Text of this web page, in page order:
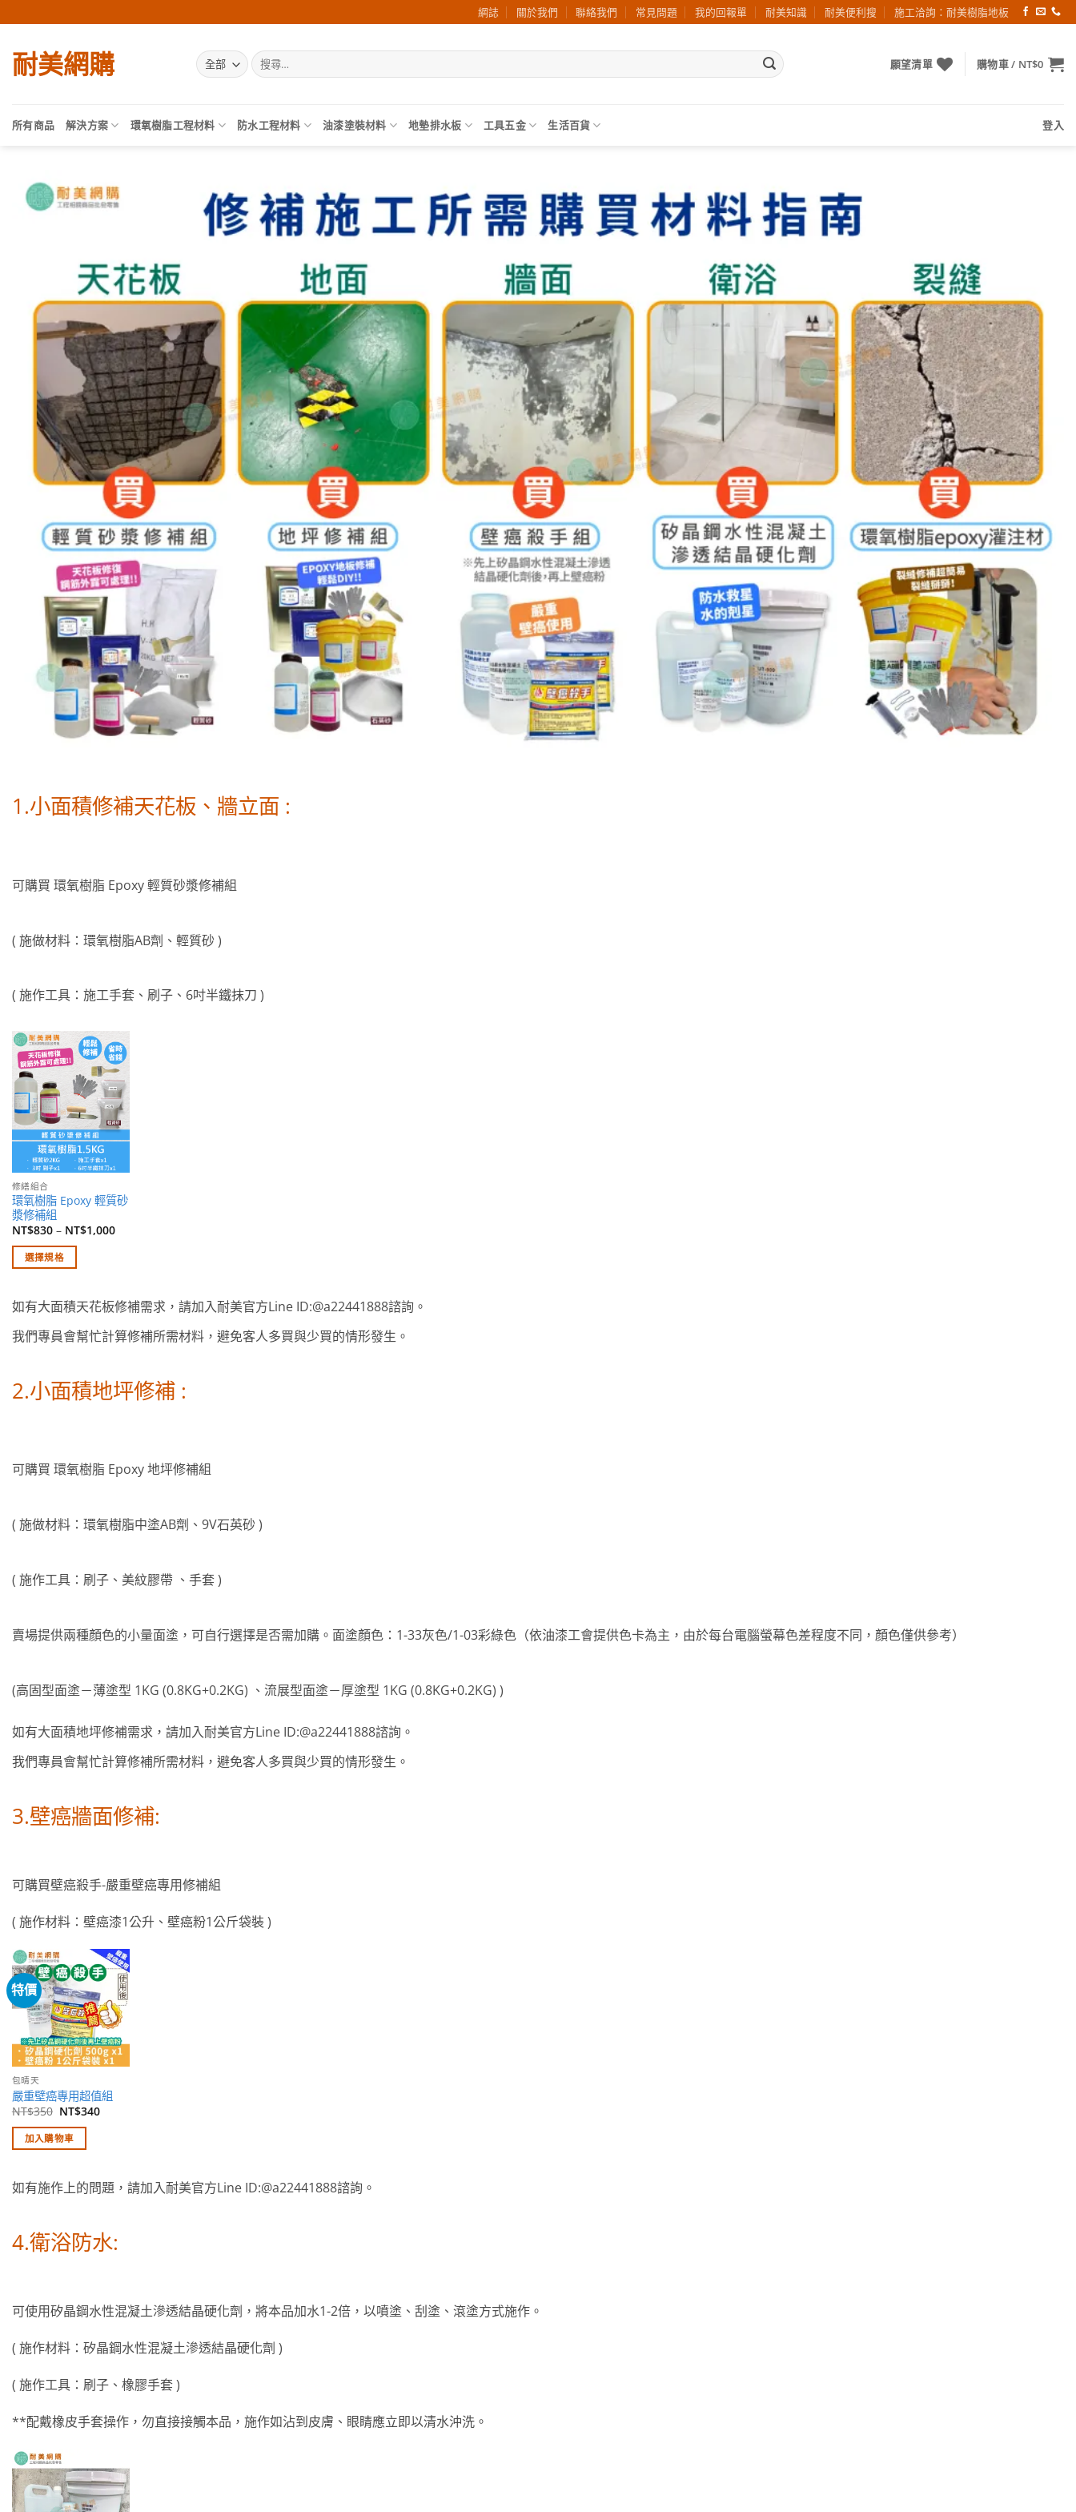
to
content
網誌 關於我們 聯絡我們 常見問題 我的回報單 耐美知識 耐美便利搜 施工洽詢：耐美樹脂地板
耐美網購
搜
尋
字:
願望清單 購物車 / NT$0
所有商品 解決方案 環氧樹脂工程材料 防水工程材料 油漆塗裝材料 地墊排水板 工具五金 生活百貨 登入
1.小面積修補天花板、牆立面 :
可購買 環氧樹脂 Epoxy 輕質砂漿修補組
( 施做材料：環氧樹脂AB劑、輕質砂 )
( 施作工具：施工手套、刷子、6吋半鐵抹刀 )
加入
願望
清單
修繕組合
環氧樹脂 Epoxy 輕質砂
漿修補組
NT$830– NT$1,000
選擇規格
品
有
款
產
品
面
選
選
項
如有大面積天花板修補需求，請加入耐美官方Line ID:@a22441888諮詢。
我們專員會幫忙計算修補所需材料，避免客人多買與少買的情形發生。
2.小面積地坪修補 :
可購買 環氧樹脂 Epoxy 地坪修補組
( 施做材料：環氧樹脂中塗AB劑、9V石英砂 )
( 施作工具：刷子、美紋膠帶 、手套 )
賣場提供兩種顏色的小量面塗，可自行選擇是否需加購。面塗顏色：1-33灰色/1-03彩綠色（依油漆工會提供色卡為主，由於每台電腦螢幕色差程度不同，顏色僅供參考）
(高固型面塗－薄塗型 1KG (0.8KG+0.2KG) 、流展型面塗－厚塗型 1KG (0.8KG+0.2KG) )
如有大面積地坪修補需求，請加入耐美官方Line ID:@a22441888諮詢。
我們專員會幫忙計算修補所需材料，避免客人多買與少買的情形發生。
3.壁癌牆面修補:
可購買壁癌殺手-嚴重壁癌專用修補組
( 施作材料：壁癌漆1公升、壁癌粉1公斤袋裝 )
特價
加入
願望
清單
包晴天
嚴重壁癌專用超值組
NT$350 原
價
格：
NT$350。
NT$340目
加入購物車
如有施作上的問題，請加入耐美官方Line ID:@a22441888諮詢。
4.衛浴防水:
可使用矽晶鋼水性混凝土滲透結晶硬化劑，將本品加水1-2倍，以噴塗、刮塗、滾塗方式施作。
( 施作材料：矽晶鋼水性混凝土滲透結晶硬化劑 )
( 施作工具：刷子、橡膠手套 )
**配戴橡皮手套操作，勿直接接觸本品，施作如沾到皮膚、眼睛應立即以清水沖洗。
加入
願望